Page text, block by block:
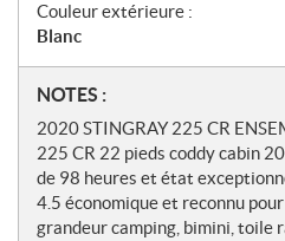
Couleur extérieure :
Blanc
N
o
t
e
s
NOTES :
2020 STINGRAY 225 CR
225 CR 22 pieds coddy cabin
de 98 heures et état
4.5 économique et reconnu
grandeur camping, bimini, toile